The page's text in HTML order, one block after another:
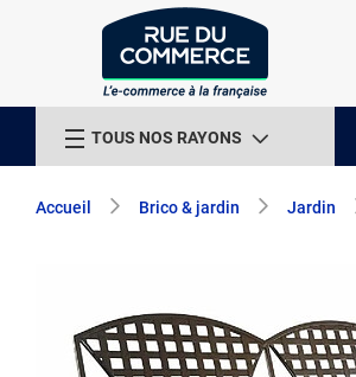
TOUS NOS RAYONS
Accueil Brico & jardin Jardin